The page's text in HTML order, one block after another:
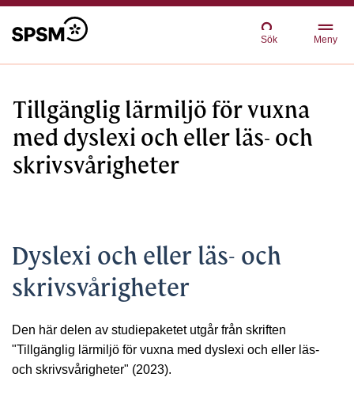
Sök Meny
Tillgänglig lärmiljö för vuxna
med dyslexi och eller läs- och
skrivsvårigheter
Dyslexi och eller läs- och
skrivsvårigheter
Den här delen av studiepaketet utgår från skriften
"Tillgänglig lärmiljö för vuxna med dyslexi och eller läs-
och skrivsvårigheter" (2023).